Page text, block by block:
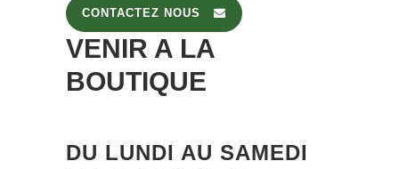
CONTACTEZ NOUS
VENIR A LA
BOUTIQUE
DU LUNDI AU SAMEDI